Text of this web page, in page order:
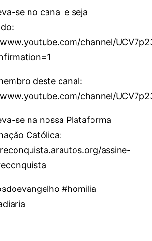
se no canal e seja
channel/
deste canal:
channel/
se na nossa Plataforma
Católica:
assine-
#homilia